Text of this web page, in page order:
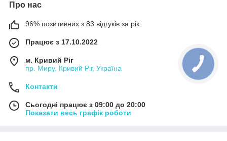
Про нас
96% позитивних з 83 відгуків за рік
Працює з 17.10.2022
м. Кривий Ріг
пр. Миру, Кривий Ріг, Україна
Контакти
Сьогодні працює з 09:00 до 20:00
Показати весь графік роботи